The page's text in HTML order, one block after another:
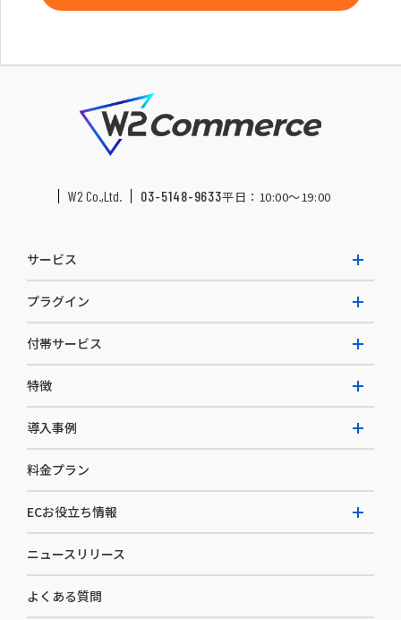
W2 Co.,Ltd. 03-5148-9633平日：10:00〜19:00
サービス
W2 Commerce Repeat
W2 Commerce BtoB
W2 Commerce Asia
プラグイン
AI buddy
付帯サービス
EC運用構築支援・運用支援
カスタマーサクセス
セキュリティ
デザイン制作
コンサルティング
特徴
選ばれる理由
開発体制
導入事例
導入企業一覧
料金プラン
ECお役立ち情報
お役立ち資料
ニュースリリース
よくある質問